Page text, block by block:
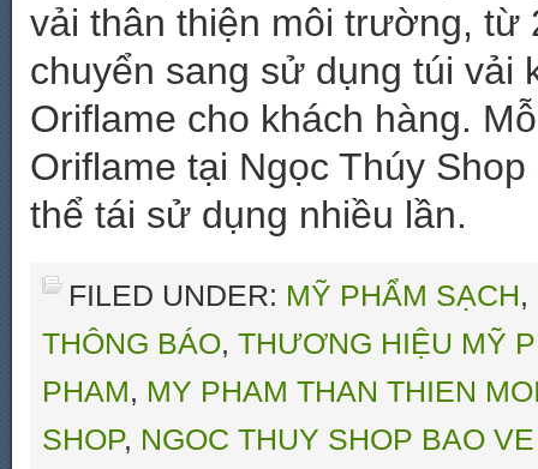
vải thân thiện môi trường, từ
chuyển sang sử dụng túi vải
Oriflame cho khách hàng.
Oriflame tại Ngọc Thúy
thể tái sử dụng nhiều lần.
FILED UNDER: MỸ PHẨM SẠCH,
THÔNG BÁO, THƯƠNG HIỆU MỸ
PHAM, MY PHAM THAN THIEN
SHOP, NGOC THUY SHOP BAO